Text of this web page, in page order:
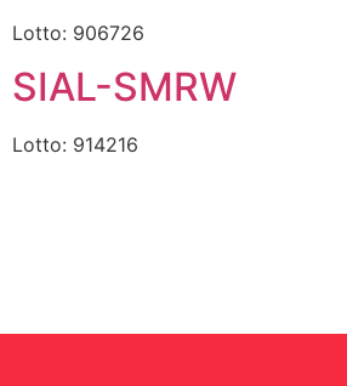
Lotto: 906726
SIAL-SMRW
Lotto: 914216